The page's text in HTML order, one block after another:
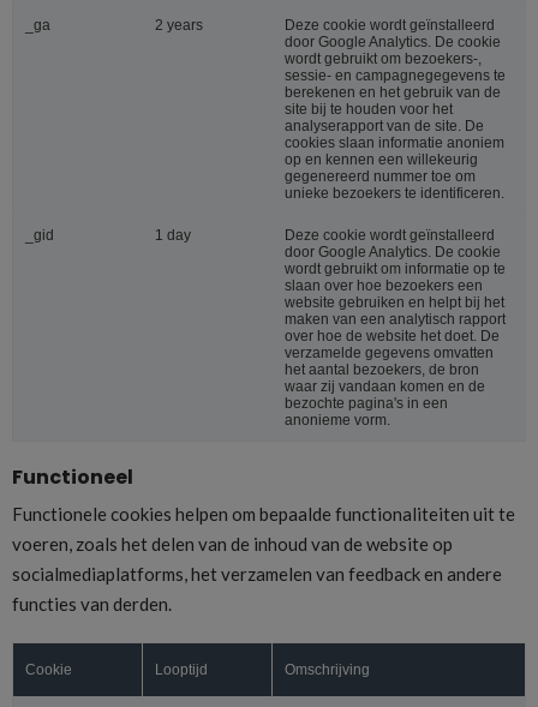
_ga 2 years
Deze cookie wordt geïnstalleerd
door Google Analytics. De cookie
wordt gebruikt om bezoekers-,
sessie- en campagnegegevens te
berekenen en het gebruik van de
site bij te houden voor het
analyserapport van de site. De
cookies slaan informatie anoniem
op en kennen een willekeurig
gegenereerd nummer toe om
unieke bezoekers te identificeren.
_gid 1 day
Deze cookie wordt geïnstalleerd
door Google Analytics. De cookie
wordt gebruikt om informatie op te
slaan over hoe bezoekers een
website gebruiken en helpt bij het
maken van een analytisch rapport
over hoe de website het doet. De
verzamelde gegevens omvatten
het aantal bezoekers, de bron
waar zij vandaan komen en de
bezochte pagina's in een
anonieme vorm.
Functioneel
Functionele cookies helpen om bepaalde functionaliteiten uit te
voeren, zoals het delen van de inhoud van de website op
socialmediaplatforms, het verzamelen van feedback en andere
functies van derden.
Cookie Looptijd Omschrijving